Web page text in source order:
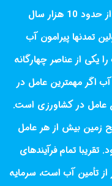
آب مهمترین ماده در سطح کره زمین است، از حدود 10 هزار سال
تمدنها پیرامون آب
یکی از عناصر چهارگانه
اگر مهمترین عامل در
عامل در کشاورزی است.
زمین بیش از هر عامل
تمام فرآیندهای
تأمین آب است، سرمایه